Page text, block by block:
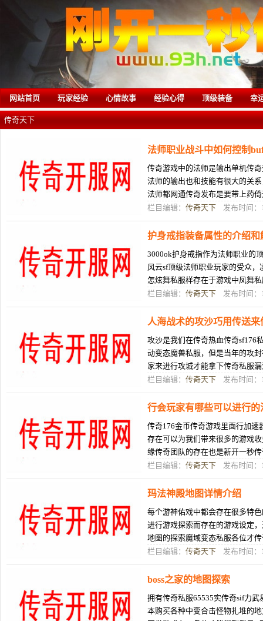
网站首页 玩家经验 心情故事 经验心得 顶级装备 幸
传奇天下
法师职业战斗中如何控制
传奇游戏中的法师是输出单机传
法师的输出也和技能有很大的关
法师都网通传奇发布是要带上药
果在PK战斗中法师的蓝buff消耗的
栏目编辑： 传奇天下 发布时间：
护身戒指装备属性的介绍和
3000ok护身戒指作为法师职业的
风云sf顶级法师职业玩家的受众
怎炫舞私服样存在于游戏中凤舞
给各位介任丘传奇绍一下在传奇游
栏目编辑： 传奇天下 发布时间：
人海战术的攻沙巧用传送来
攻沙是我们在传奇热血传奇sf176
动变态魔兽私服，但是当年的攻
家来进行攻城才能拿下传奇私服
变手游奇怒火攻心超变传奇游戏
栏目编辑： 传奇天下 发布时间：
行会玩家有哪些可以进行的
传奇176金币传奇游戏里面行加
存在可以为我们带来很多的游戏
缘传奇团队的存在也是新开一秒
合击个条件，所以高逐鹿私服端
栏目编辑： 传奇天下 发布时间：
玛法神殿地图详情介绍
每个游神佑戏中都会存在很多特
进行游戏探索而存在的游戏设定
地图的探索魔域变态私服各位才
游戏激冒险王之神兵传奇下载情
栏目编辑： 传奇天下 发布时间：
boss之家的地图探索
拥有传奇私服65535实传奇sif力
本购买各种中变合击怪物扎堆的